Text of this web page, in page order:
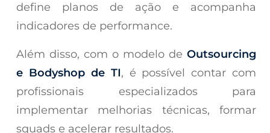
define planos de ação e acompanha
indicadores de performance.
Além disso, com o modelo de Outsourcing
e Bodyshopde TI, é possível contar com
profissionais especializados para
implementar melhorias técnicas, formar
squads e acelerar resultados.